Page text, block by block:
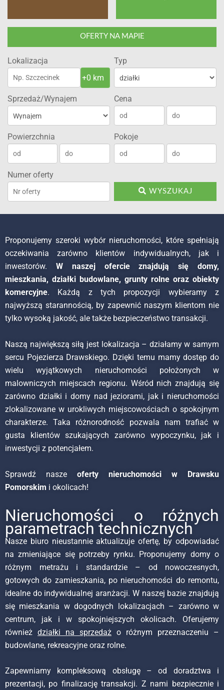
OFERTY NA MAPIE
Lokalizacja Typ
Sprzedaż/Wynajem Cena
Powierzchnia Pokoje
Numer oferty
WYSZUKAJ
Proponujemy szeroki wybór nieruchomości, które spełniają
oczekiwania zarówno klientów indywidualnych, jak i
inwestorów. W naszej ofercie znajdują się domy,
mieszkania, działki budowlane, grunty rolne oraz obiekty
komercyjne. Każdą z tych propozycji wybieramy z
najwyższą starannością, by zapewnić naszym klientom nie
tylko wysoką jakość, ale także bezpieczeństwo transakcji.
Naszą największą siłą jest lokalizacja – działamy w samym
sercu Pojezierza Drawskiego. Dzięki temu mamy dostęp do
wielu wyjątkowych nieruchomości położonych w
malowniczych miejscach regionu. Wśród nich znajdują się
zarówno działki i domy nad jeziorami, jak i nieruchomości
zlokalizowane w urokliwych miejscowościach o spokojnym
charakterze. Taka różnorodność pozwala nam trafiać w
gusta klientów szukających zarówno wypoczynku, jak i
inwestycji z potencjałem.
Sprawdź nasze oferty nieruchomości w Drawsku
Pomorskim i okolicach!
Nieruchomości o różnych
parametrach technicznych
Nasze biuro nieustannie aktualizuje ofertę, by odpowiadać
na zmieniające się potrzeby rynku. Proponujemy domy o
różnym metrażu i standardzie – od nowoczesnych,
gotowych do zamieszkania, po nieruchomości do remontu,
idealne do indywidualnej aranżacji. W naszej bazie znajdują
się mieszkania w dogodnych lokalizacjach – zarówno w
centrum, jak i w spokojniejszych okolicach. Oferujemy
również działki na sprzedaż o różnym przeznaczeniu –
budowlane, rekreacyjne oraz rolne.
Zapewniamy kompleksową obsługę – od doradztwa i
prezentacji, po finalizację transakcji. Z nami bezpiecznie i